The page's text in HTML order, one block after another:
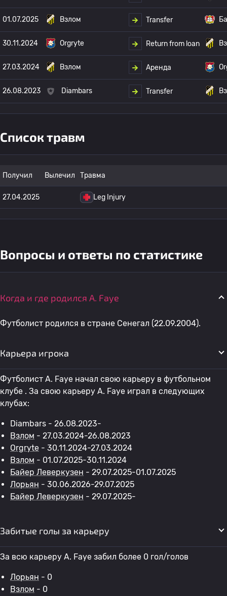
01.07.2025 Взлом Transfer
30.11.2024 Orgryte Return from loan
27.03.2024 Взлом Аренда
26.08.2023 Diambars Transfer
Список травм
Получил Вылечил Травма
27.04.2025 Leg Injury
Вопросы и ответы по статистике
Когда и где родился A. Faye
Футболист родился в стране Сенегал (22.09.2004).
Карьера игрока
Футболист A. Faye начал свою карьеру в футбольном
клубе . За свою карьеру A. Faye играл в следующих
клубах:
Diambars - 26.08.2023-
Взлом - 27.03.2024-26.08.2023
Orgryte - 30.11.2024-27.03.2024
Взлом - 01.07.2025-30.11.2024
Байер Леверкузен - 29.07.2025-01.07.2025
Лорьян - 30.06.2026-29.07.2025
Байер Леверкузен - 29.07.2025-
Забитые голы за карьеру
За всю карьеру A. Faye забил более 0 гол/голов
Лорьян - 0
Взлом - 0